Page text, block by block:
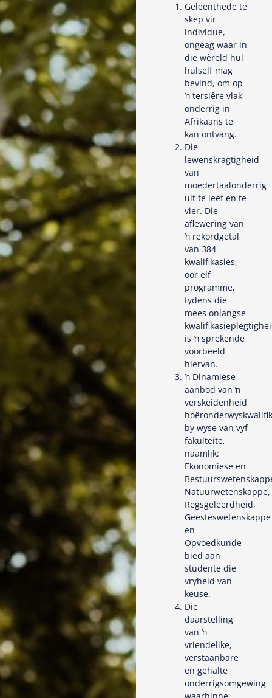
Geleenthede te
skep vir
individue,
ongeag waar in
die wêreld hul
hulself mag
bevind, om op
ŉ tersiêre vlak
onderrig in
Afrikaans te
kan ontvang.
Die
lewenskragtigheid
van
moedertaalonderrig
uit te leef en te
vier. Die
aflewering van
ŉ rekordgetal
van 384
kwalifikasies,
oor elf
programme,
tydens die
mees onlangse
is ŉ sprekende
voorbeeld
hiervan.
ŉ Dinamiese
aanbod van ŉ
verskeidenheid
by wyse van vyf
fakulteite,
naamlik:
Ekonomiese en
Natuurwetenskappe,
Regsgeleerdheid,
Geesteswetenskappe
en
Opvoedkunde
bied aan
studente die
vryheid van
keuse.
Die
daarstelling
van ŉ
vriendelike,
verstaanbare
en gehalte
onderrigsomgewing